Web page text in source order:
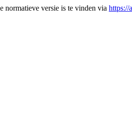
normatieve versie is te vinden via https://